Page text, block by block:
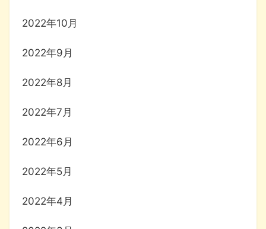
2022年10月
2022年9月
2022年8月
2022年7月
2022年6月
2022年5月
2022年4月